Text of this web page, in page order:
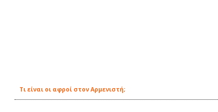
Τι είναι οι αφροί στον Αρμενιστή;